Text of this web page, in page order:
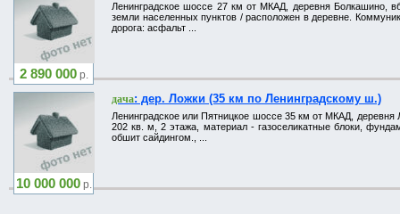
2 890 000р.
Ленинградское шоссе 27 км от МКАД, деревня Болкашино,
земли населенных пунктов / расположен в деревне.
дорога: асфальт ...
10 000 000р.
дача: дер. Ложки (35 км по Ленинградскому ш.)
Ленинградское или Пятницкое шоссе 35 км от МКАД,
202 кв. м, 2 этажа, материал - газоселикатные блоки,
обшит сайдингом., ...